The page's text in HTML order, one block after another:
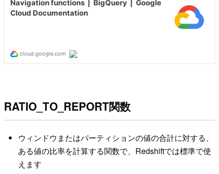
RATIO_TO_REPORT関数
ウィンドウまたはパーティションの値の合計に対する、
ある値の比率を計算する関数で、Redshiftでは標準で使
えます